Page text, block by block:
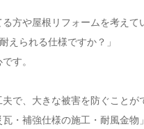
る方や屋根リフォームを考えて
えられる仕様ですか？」
す。
で、大きな被害を防ぐことが
瓦・補強仕様の施工・耐風金